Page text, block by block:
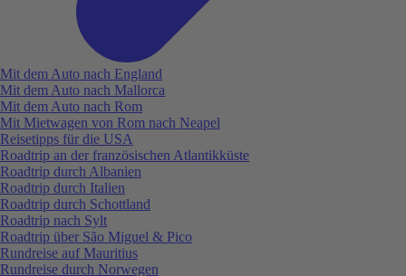
Mit dem Auto nach England
Mit dem Auto nach Mallorca
Mit dem Auto nach Rom
Mit Mietwagen von Rom nach Neapel
Reisetipps für die USA
Roadtrip an der französischen Atlantikküste
Roadtrip durch Albanien
Roadtrip durch Italien
Roadtrip durch Schottland
Roadtrip nach Sylt
Roadtrip über São Miguel & Pico
Rundreise auf Mauritius
Rundreise durch Norwegen